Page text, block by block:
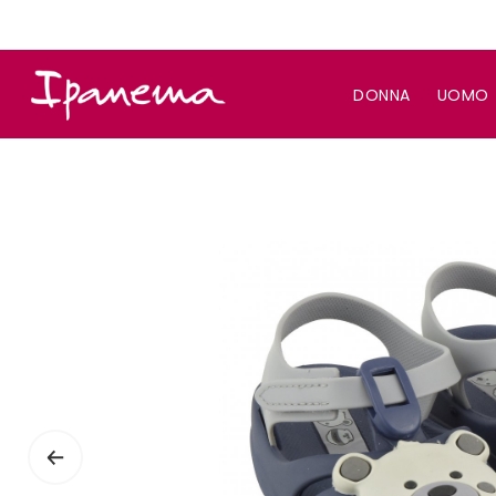
DONNA UOMO